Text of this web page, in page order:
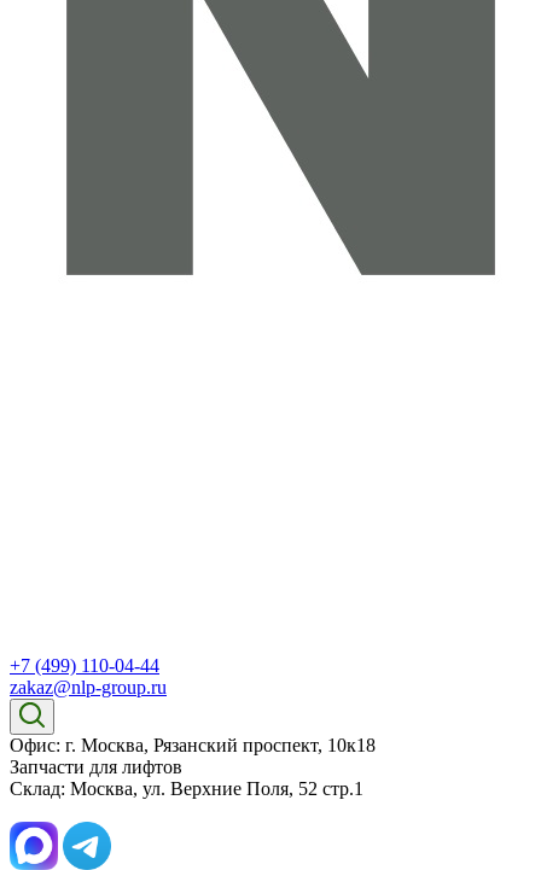
+7 (499) 110-04-44
zakaz@nlp-group.ru
Офис: г. Москва, Рязанский проспект, 10к18
Запчасти для лифтов
Склад: Москва, ул. Верхние Поля, 52 стр.1